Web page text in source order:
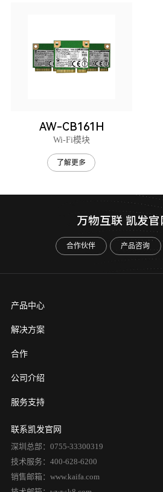
AW-CB161H
Wi-Fi模块
了解更多
万物互联 凯发官
合作伙伴 产品咨询
产品中心
解决方案
合作
公司介绍
服务支持
联系凯发官网
深圳总部：0755-33300319
技术服务：400-628-6200
销售邮箱：www.kaifa.com